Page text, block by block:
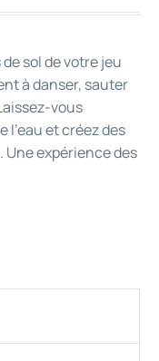
sol de votre jeu
à danser, sauter
vous
l’eau et créez des
Une expérience des